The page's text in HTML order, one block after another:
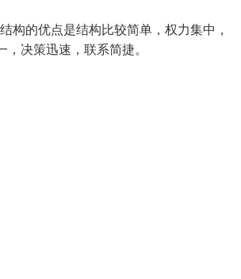
构的优点是结构比较简单，权力集中，
，决策迅速，联系简捷。